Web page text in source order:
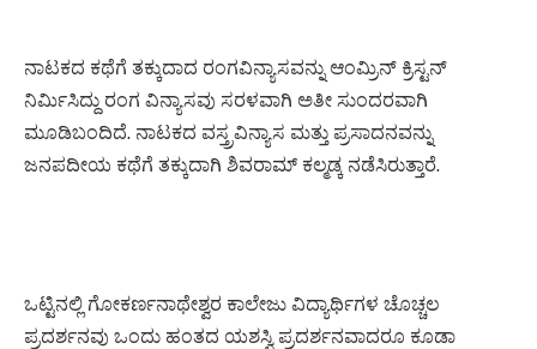
ನಾಟಕದ ಕಥೆಗೆ ತಕ್ಕುದಾದ ರಂಗವಿನ್ಯಾಸವನ್ನು ಆಂಮ್ರಿನ್ ಕ್ರಿಸ್ಟನ್
ನಿರ್ಮಿಸಿದ್ದು ರಂಗ ವಿನ್ಯಾಸವು ಸರಳವಾಗಿ ಅತೀ ಸುಂದರವಾಗಿ
ಮೂಡಿಬಂದಿದೆ. ನಾಟಕದ ವಸ್ತ್ರವಿನ್ಯಾಸ ಮತ್ತು ಪ್ರಸಾದನವನ್ನು
ಜನಪದೀಯ ಕಥೆಗೆ ತಕ್ಕುದಾಗಿ ಶಿವರಾಮ್ ಕಲ್ಮಡ್ಕ ನಡೆಸಿರುತ್ತಾರೆ.
ಒಟ್ಟಿನಲ್ಲಿ ಗೋಕರ್ಣನಾಥೇಶ್ವರ ಕಾಲೇಜು ವಿದ್ಯಾರ್ಥಿಗಳ ಚೊಚ್ಚಲ
ಪ್ರದರ್ಶನವು ಒಂದು ಹಂತದ ಯಶಸ್ವಿ ಪ್ರದರ್ಶನವಾದರೂ ಕೂಡಾ